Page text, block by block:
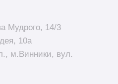
Мудрого, 14/3
10а
м.Винники, вул.